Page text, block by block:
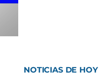
NOTICIAS DE HOY